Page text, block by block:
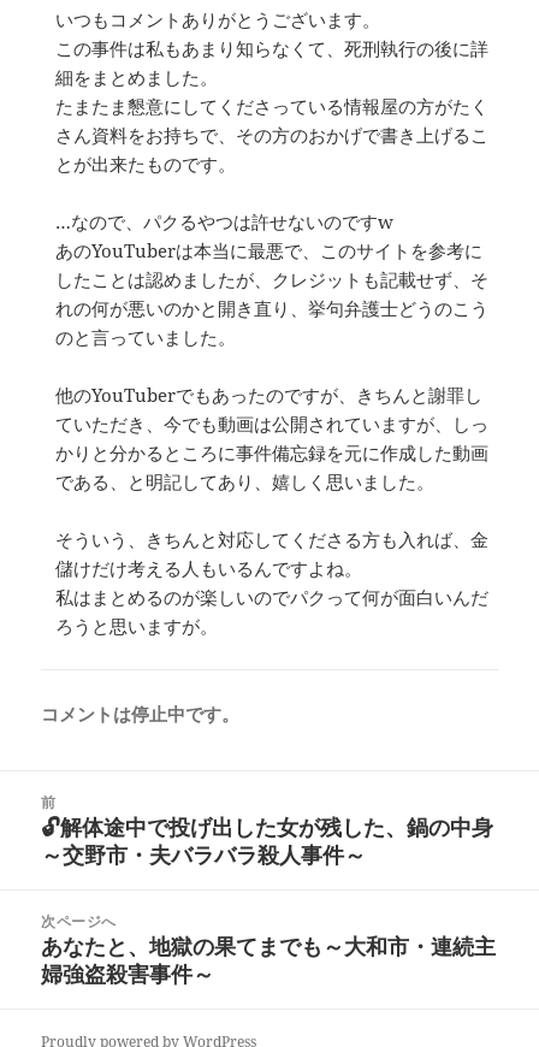
いつもコメントありがとうございます。
この事件は私もあまり知らなくて、死刑執行の後に詳
細をまとめました。
たまたま懇意にしてくださっている情報屋の方がたく
さん資料をお持ちで、その方のおかげで書き上げるこ
とが出来たものです。
…なので、パクるやつは許せないのですw
あのYouTuberは本当に最悪で、このサイトを参考に
したことは認めましたが、クレジットも記載せず、そ
れの何が悪いのかと開き直り、挙句弁護士どうのこう
のと言っていました。
他のYouTuberでもあったのですが、きちんと謝罪し
ていただき、今でも動画は公開されていますが、しっ
かりと分かるところに事件備忘録を元に作成した動画
である、と明記してあり、嬉しく思いました。
そういう、きちんと対応してくださる方も入れば、金
儲けだけ考える人もいるんですよね。
私はまとめるのが楽しいのでパクって何が面白いんだ
ろうと思いますが。
コメントは停止中です。
前
前
の
稿:
🔓解体途中で投げ出した女が残した、鍋の中身
～交野市・夫バラバラ殺人事件～
次ページへ
次
の
稿:
あなたと、地獄の果てまでも～大和市・連続主
婦強盗殺害事件～
Proudly powered by WordPress